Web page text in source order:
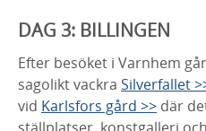
DAG 3: BILLINGEN
Efter besöket i Varnhem
sagolikt vackra Silverfallet
vid Karlsfors gård >> där